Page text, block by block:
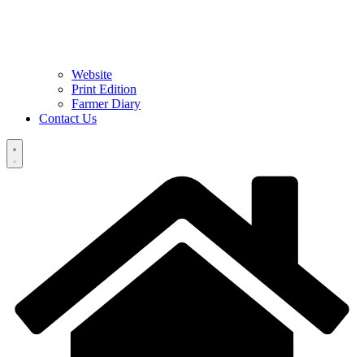
Website
Print Edition
Farmer Diary
Contact Us